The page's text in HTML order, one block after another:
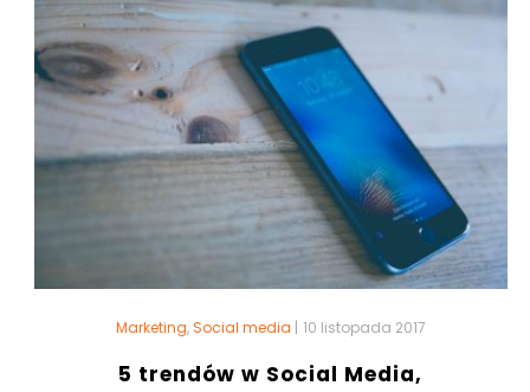
Marketing,Social media | 10 listopada 2017
5 trendów w Social Media,